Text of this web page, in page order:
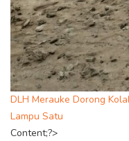
DLH Merauke Dorong
Lampu Satu
Content;?>